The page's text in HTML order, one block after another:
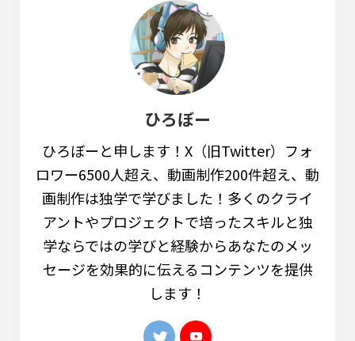
ひろぼー
ひろぼーと申します！X（旧Twitter）フォ
ロワー6500人超え、動画制作200件超え、動
画制作は独学で学びました！多くのクライ
アントやプロジェクトで培ったスキルと独
学ならではの学びと経験からあなたのメッ
セージを効果的に伝えるコンテンツを提供
します！